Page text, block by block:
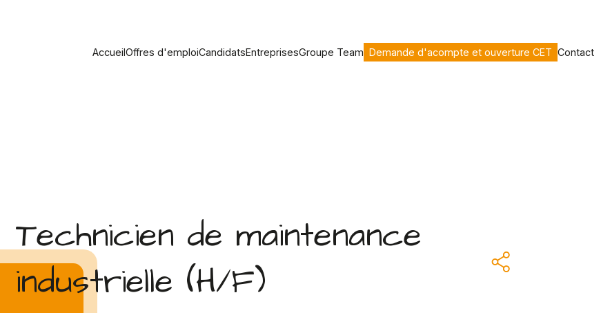
AccueilOffres d'emploiCandidatsEntreprisesGroupe Team Demande d'acompte et ouverture CET Contact
Technicien de maintenance
industrielle (H/F)